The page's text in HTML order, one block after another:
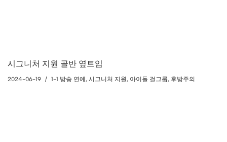
시그니처 지원 골반 옆트임
2024-06-19 1-1 방송 연예, 시그니처 지원, 아이돌 걸그룹, 후방주의